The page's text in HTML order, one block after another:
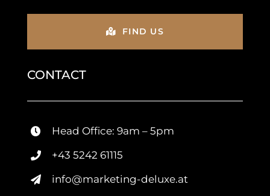
FIND US
CONTACT
Head Office: 9am – 5pm
+43 5242 61115
info@marketing-deluxe.at